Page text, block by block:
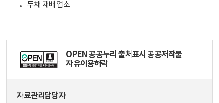
두채 재배업소
OPEN 공공누리 출처표시 공공저작물
자유이용허락
자료관리담당자